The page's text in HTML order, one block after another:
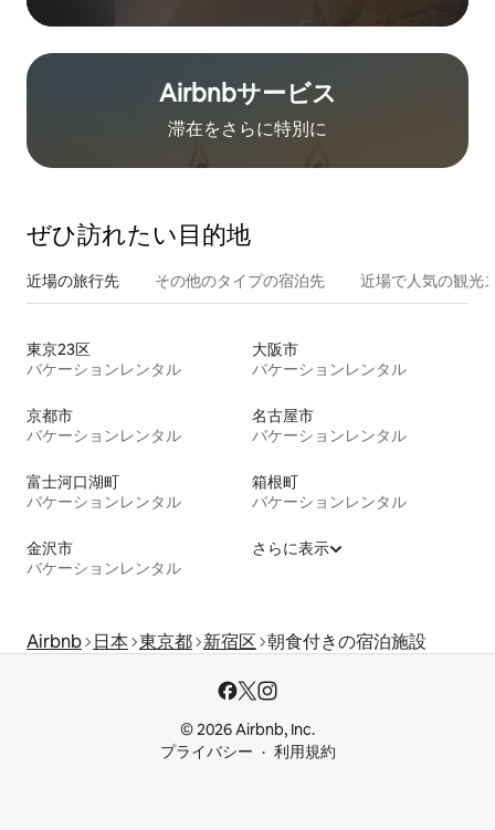
Airbnb⁠サ⁠ー⁠ビ⁠ス
滞在をさ⁠ら⁠に特⁠別⁠に
ぜひ訪⁠れ⁠た⁠い目⁠的⁠地
近場の旅行先 その他のタ⁠イ⁠プ⁠の宿⁠泊⁠先 近場で人気の観光
東京23区
バケーションレンタル
大阪市
バケーションレンタル
京都市
バケーションレンタル
名古屋市
バケーションレンタル
富士河口湖町
バケーションレンタル
箱根町
バケーションレンタル
金沢市
バケーションレンタル
さらに表示
Airbnb 日本 東京都 新宿区 朝食付きの宿泊施設
© 2026 Airbnb, Inc.
プライバシー
利用規約